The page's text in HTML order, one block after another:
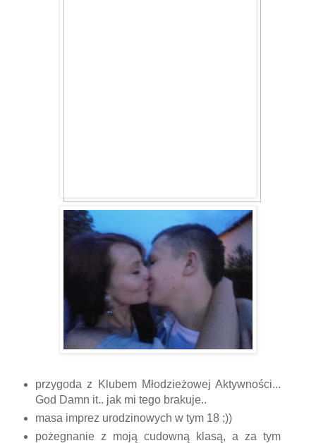
przygoda z Klubem Młodzieżowej Aktywności...
God Damn it.. jak mi tego brakuje..
masa imprez urodzinowych w tym 18 ;))
pożegnanie z moją cudowną klasą, a za tym